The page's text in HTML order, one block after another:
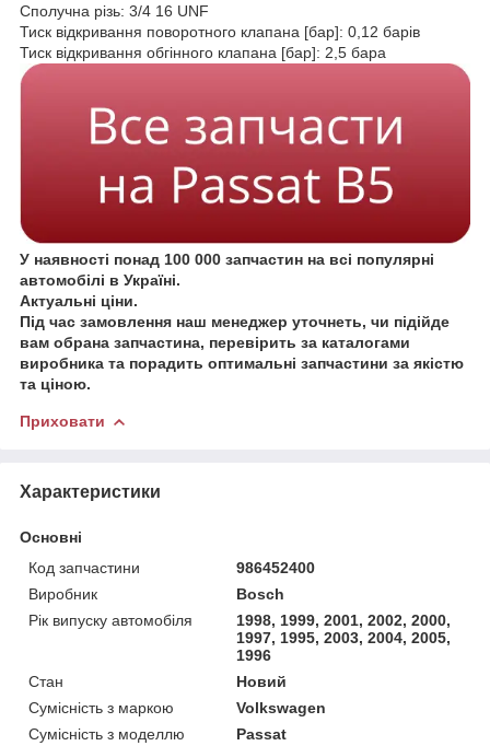
Сполучна різь: 3/4 16 UNF
Тиск відкривання поворотного клапана [бар]: 0,12 барів
Тиск відкривання обгінного клапана [бар]: 2,5 бара
У наявності понад 100 000 запчастин на всі популярні
автомобілі в Україні.
Актуальні ціни.
Під час замовлення наш менеджер уточнеть, чи підійде
вам обрана запчастина, перевірить за каталогами
виробника та порадить оптимальні запчастини за якістю
та ціною.
Приховати
Характеристики
Основні
Код запчастини
986452400
Виробник
Bosch
Рік випуску автомобіля
1998, 1999, 2001, 2002, 2000,
1997, 1995, 2003, 2004, 2005,
1996
Стан
Новий
Сумісність з маркою
Volkswagen
Сумісність з моделлю
Passat